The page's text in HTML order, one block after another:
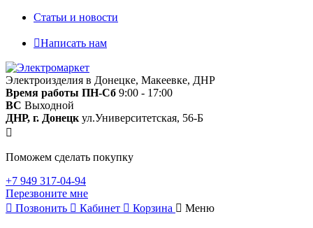
Статьи и новости
Написать нам
Электроизделия в Донецке, Макеевке, ДНР
Время работы ПН-Сб 9:00 - 17:00
ВС Выходной
ДНР, г. Донецк ул.Университетская, 56-Б
Поможем сделать покупку
+7 949 317-04-94
Перезвоните мне
Позвонить
Кабинет Корзина Меню